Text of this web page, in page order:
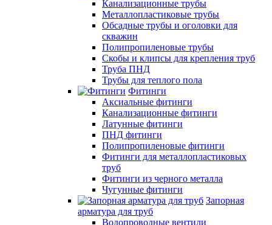
Канализационные трубы
Металлопластиковые трубы
Обсадные трубы и оголовки для
скважин
Полипропиленовые трубы
Скобы и клипсы для крепления труб
Труба ПНД
Трубы для теплого пола
Фитинги
Аксиальные фитинги
Канализационные фитинги
Латунные фитинги
ПНД фитинги
Полипропиленовые фитинги
Фитинги для металлопластиковых
труб
Фитинги из черного металла
Чугунные фитинги
Запорная
арматура для труб
Водопроводные вентили